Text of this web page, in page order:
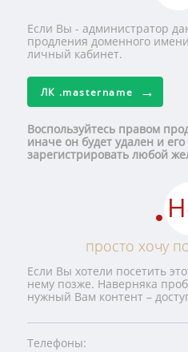
Если Вы - администратор
продления доменного
личный кабинет.
ЛК .mastername
Воспользуйтесь правом
иначе он будет удален и
зарегистрировать любой
просто хочу
Если Вы хотели посетить
нему позже. Наверняка
нужный Вам контент –
Телефоны: